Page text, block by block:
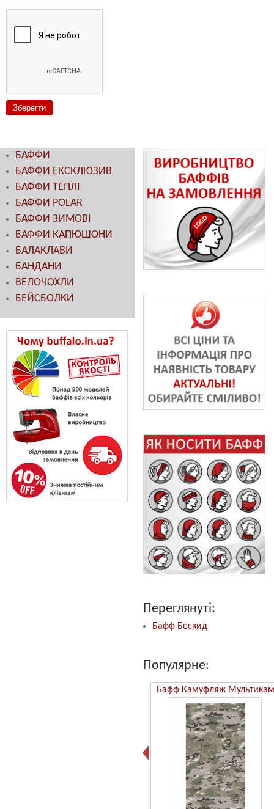
БАФФИ
БАФФИ ЕКСКЛЮЗИВ
БАФФИ ТЕПЛІ
БАФФИ POLAR
БАФФИ ЗИМОВІ
БАФФИ КАПЮШОНИ
БАЛАКЛАВИ
БАНДАНИ
ВЕЛОЧОХЛИ
БЕЙСБОЛКИ
Переглянуті:
Бафф Бескид
Популярне:
Бафф Камуфляж Мультикам